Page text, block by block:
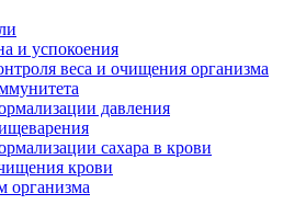
и успокоения
веса и очищения организма
давления
сахара в крови
крови
организма